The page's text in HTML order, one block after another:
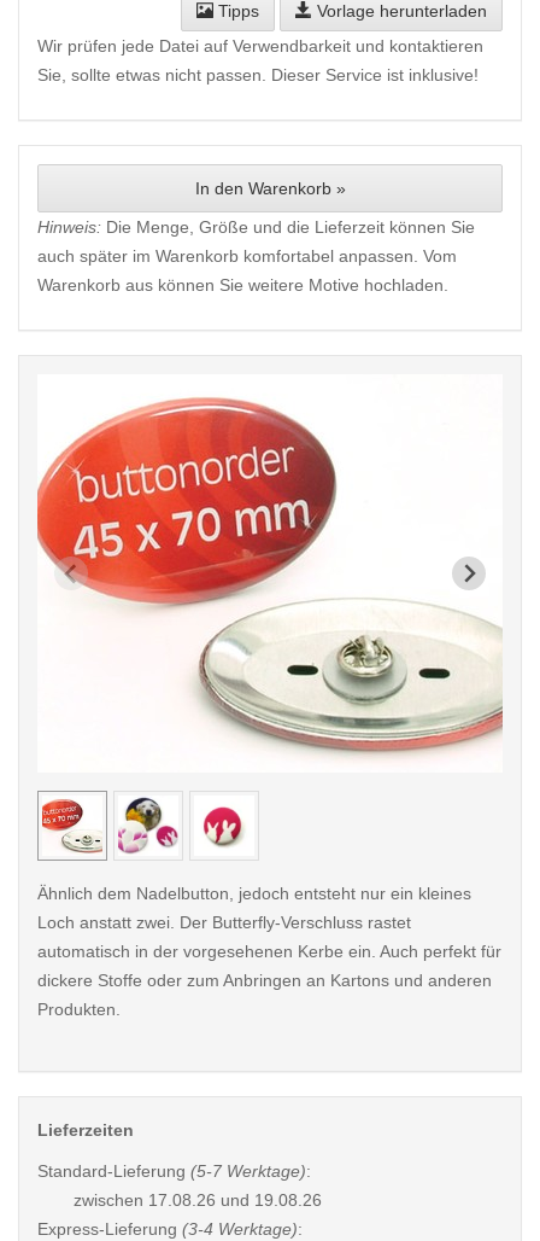
Tipps
Vorlage herunterladen
Wir prüfen jede Datei auf Verwendbarkeit und kontaktieren
Sie, sollte etwas nicht passen. Dieser Service ist inklusive!
In den Warenkorb »
Hinweis: Die Menge, Größe und die Lieferzeit können Sie
auch später im Warenkorb komfortabel anpassen. Vom
Warenkorb aus können Sie weitere Motive hochladen.
< /picture>
Ähnlich dem Nadelbutton, jedoch entsteht nur ein kleines
Loch anstatt zwei. Der Butterfly-Verschluss rastet
automatisch in der vorgesehenen Kerbe ein. Auch perfekt für
dickere Stoffe oder zum Anbringen an Kartons und anderen
Produkten.
Lieferzeiten
Standard-Lieferung (5-7 Werktage):
zwischen 17.08.26 und 19.08.26
Express-Lieferung (3-4 Werktage):